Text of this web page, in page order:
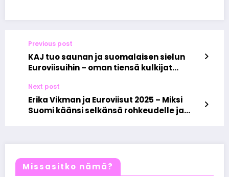
Previous post
KAJ tuo saunan ja suomalaisen sielun
Euroviisuihin – oman tiensä kulkijat
Next post
Erika Vikman ja Euroviisut 2025 – Miksi
Suomi käänsi selkänsä rohkeudelle ja
Missasitko nämä?